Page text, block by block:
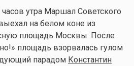
утра Маршал Советского
на белом коне из
площадь Москвы. После
площадь взорвалась гулом
парадом Константин